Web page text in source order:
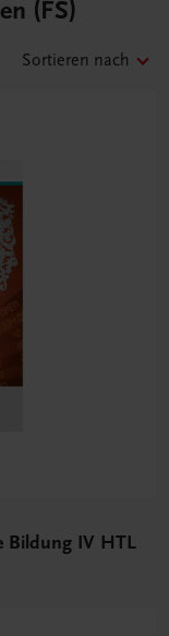
(FS)
Sortieren nach
Bildung IV HTL